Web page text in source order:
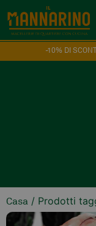
-10% DI SCONTO
Casa / Prodotti